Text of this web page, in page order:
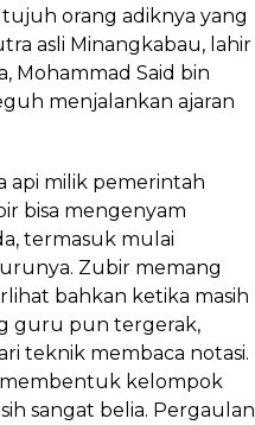
orang adiknya yang
asli Minangkabau, lahir
Mohammad Said bin
menjalankan ajaran
api milik pemerintah
bisa mengenyam
termasuk mulai
Zubir memang
bahkan ketika masih
guru pun tergerak,
teknik membaca notasi.
kelompok
sangat belia. Pergaulan